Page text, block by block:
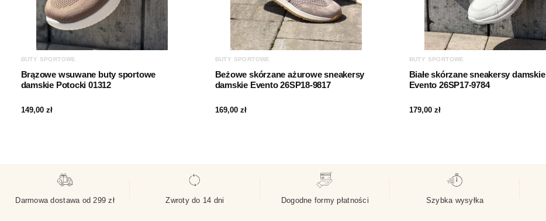
BUTY SPORTOWE
Brązowe wsuwane buty sportowe
damskie Potocki 01312
149,00 zł
BUTY SPORTOWE
Beżowe skórzane ażurowe sneakersy
damskie Evento 26SP18-9817
169,00 zł
BUTY SPORTOWE
Białe skórzane sneakersy damskie
Evento 26SP17-9784
179,00 zł
Darmowa dostawa od 299 zł Zwroty do 14 dni Dogodne formy płatności Szybka wysyłka